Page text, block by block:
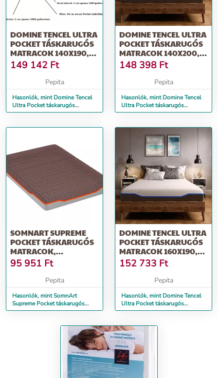
DOMINE TENCEL ULTRA
POCKET TÁSKARUGÓS
MATRACOK 140X190,
MAGASSÁG 24 CM
149 142 Ft
Pepita
Hasonlók, mint Domine Tencel
Ultra Pocket táskarugós
matracok 140x190, magasság
DOMINE TENCEL ULTRA
POCKET TÁSKARUGÓS
MATRACOK 140X200,
MAGASSÁG 24 CM
148 398 Ft
Pepita
Hasonlók, mint Domine Tencel
Ultra Pocket táskarugós
matracok 140x200, magasság
SOMNART SUPREME
POCKET TÁSKARUGÓS
MATRACOK,
CSOMAGOLT RUGÓS, 2
CM...
95 951 Ft
Pepita
Hasonlók, mint SomnArt
Supreme Pocket táskarugós
matracok, csomagolt rugós, 2
DOMINE TENCEL ULTRA
POCKET TÁSKARUGÓS
MATRACOK 160X190,
MAGASSÁGA...
152 733 Ft
Pepita
Hasonlók, mint Domine Tencel
Ultra Pocket táskarugós
matracok 160x190,